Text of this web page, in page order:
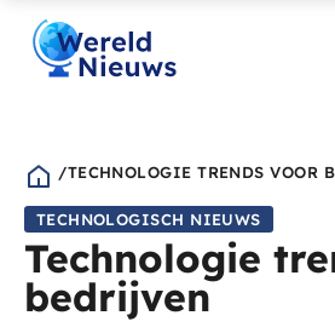
/TECHNOLOGIE TRENDS VOOR
TECHNOLOGISCH NIEUWS
Technologie
bedrijven